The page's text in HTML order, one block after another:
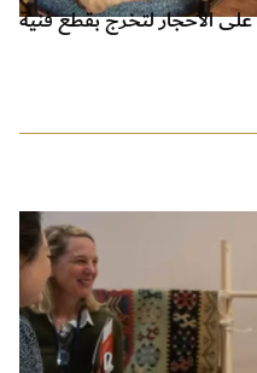
الأحجار لتخرج بقطع فنية